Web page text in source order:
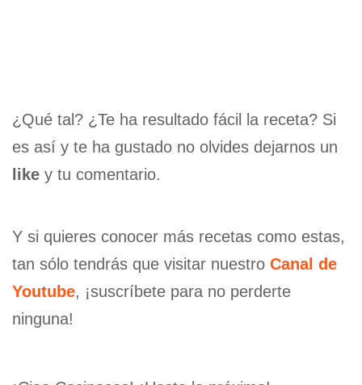
¿Qué tal? ¿Te ha resultado fácil la receta? Si
es así y te ha gustado no olvides dejarnos un
like y tu comentario.
Y si quieres conocer más recetas como estas,
tan sólo tendrás que visitar nuestro Canal de
Youtube, ¡suscríbete para no perderte
ninguna!